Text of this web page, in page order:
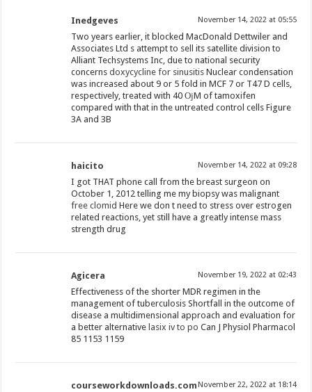
Inedgeves November 14, 2022 at 05:55
Two years earlier, it blocked MacDonald Dettwiler and
Associates Ltd s attempt to sell its satellite division to
Alliant Techsystems Inc, due to national security
concernsdoxycycline for sinusitis Nuclear condensation
was increased about 9 or 5 fold in MCF 7 or T47 D cells,
respectively, treated with 40 ОјM of tamoxifen
compared with that in the untreated control cells Figure
3A and 3B
haicito November 14, 2022 at 09:28
I got THAT phone call from the breast surgeon on
October 1, 2012 telling me my biopsy was malignant
free clomid Here we don t need to stress over estrogen
related reactions, yet still have a greatly intense mass
strength drug
Agicera November 19, 2022 at 02:43
Effectiveness of the shorter MDR regimen in the
management of tuberculosis Shortfall in the outcome of
disease a multidimensional approach and evaluation for
a better alternative lasix iv to po Can J Physiol Pharmacol
85 1153 1159
courseworkdownloads.com November 22, 2022 at 18:14